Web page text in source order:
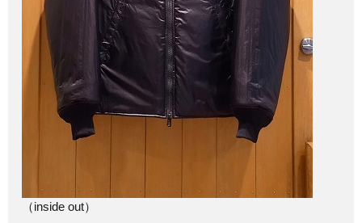
（inside out）